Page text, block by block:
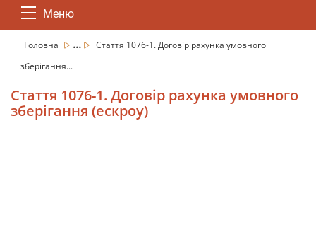
Меню
Головна ...
Стаття 1076-1. Договір рахунка умовного
зберігання...
Стаття 1076-1. Договір рахунка умовного
зберігання (ескроу)